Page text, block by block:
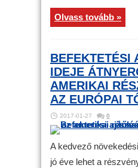
Olvass tovább »
BEFEKTETÉSI
IDEJE
AMERIKAI
AZ EURÓPAI
2017-01-27 0
A kedvező
jó éve lehet a